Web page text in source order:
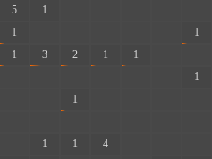
5 1
1
1
1 3 2 1 1
1
1
1 1 4